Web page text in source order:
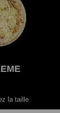
la taille